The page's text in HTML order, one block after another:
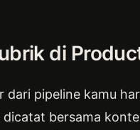
di
dari pipeline kamu
bersama